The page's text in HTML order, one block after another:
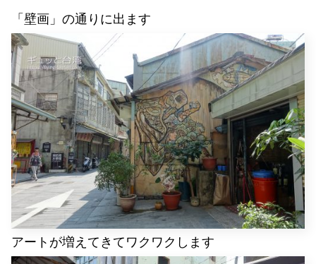
「壁画」の通りに出ます
アートが増えてきてワクワクします